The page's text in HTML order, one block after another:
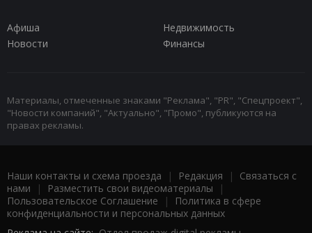
Афиша
Недвижимость
Новости
Финансы
Материалы, отмеченные знаками "Реклама", "PR", "Спецпроект",
"Новости компаний", "Актуально", "Промо", публикуются на
правах рекламы.
Наши контакты и схема проезда | Редакция | Связаться с
нами | Разместить свои видеоматериалы |
Пользовательское Соглашение |
Политика в сфере
конфиденциальности и персональных данных